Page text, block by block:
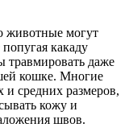
животные могут
какаду
травмировать даже
кошке. Многие
средних размеров,
кожу и
швов.